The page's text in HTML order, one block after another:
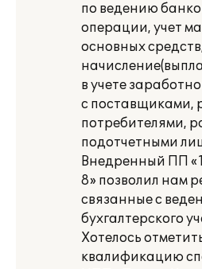
по ведению
операции, учет
основных
в учете
с поставщиками,
потребителями,
подотчетными
Внедренный ПП
8» позволил нам
связанные с
бухгалтерского
Хотелось
квалификацию